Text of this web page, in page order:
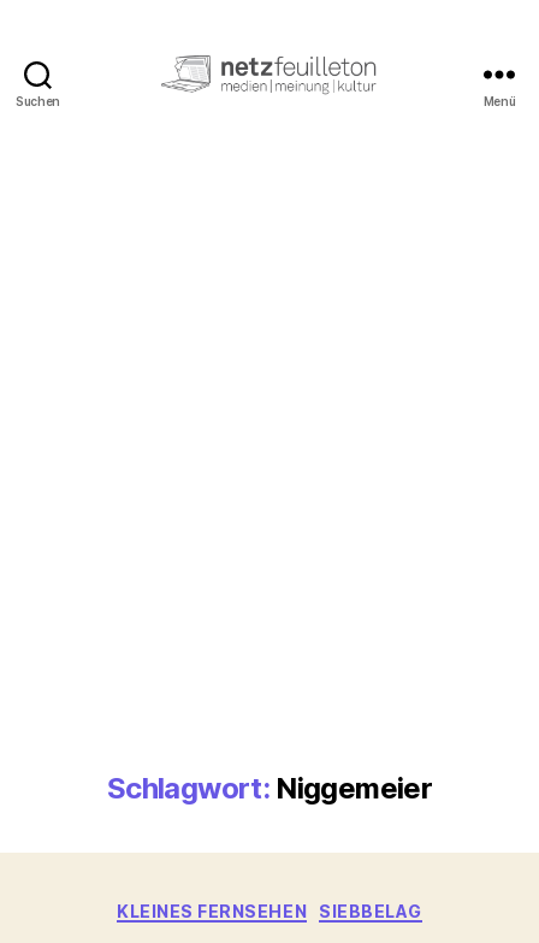
Suchen Menü
Schlagwort: Niggemeier
Kategorien
KLEINES FERNSEHEN SIEBBELAG